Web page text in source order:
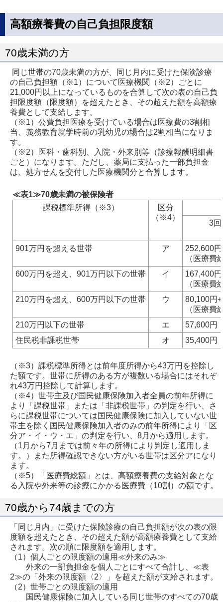
高額療養費の自己負担限度額
70歳未満の方
同じ世帯の70歳未満の方が、同じ月内に受けた保険診療
の自己負担額（※1）について医療機関（※2）ごとに
21,000円以上になっているものを合算して次の表の自己負
担限度額（限度額）を超えたとき、その超えた額を高額療
養費として支給します。
（※1）公費負担医療を受けている場合は医療費の3割相
当、義務教育就学時前の乳幼児の場合は2割相当になりま
す。
（※2）医科・歯科別、入院・外来別等（診療報酬明細書
ごと）になります。ただし、薬局に支払った一部負担金
は、処方せんを交付した医療機関分と合算します。
≪表1≫70歳未満の被保険者
課税標準所得（※3）
区分
（※4）
3回
901万円を超える世帯 ア
252,600
（医療
600万円を超え、901万円以下の世帯
イ
167,400
（医療
210万円を超え、600万円以下の世帯
ウ
80,100円+
（医療
210万円以下の世帯
エ
57,600円
住民税非課税世帯
オ 35,400円
（※3）課税標準所得とは前年度所得から43万円を控除し
た額です。世帯に所得のある方が複数いる場合にはそれぞ
れ43万円控除して計算します。
（※4）世帯主及び国民健康保険加入者全員の前年所得に
より「課税世帯」または「非課税世帯」の判定を行い、さ
らに課税世帯については国民健康保険に加入していない世
帯主を除く国民健康保険加入者のみの前年所得により「区
分ア・イ・ウ・エ」の判定を行い、8月から適用します。
（1月から7月までは前々年の所得により判定し適用しま
す。）また所得確認できない方がいる世帯は区分アになり
ます。
（※5）「医療費総額」とは、高額療養費の支給対象とな
る入院や外来等の診療にかかる医療費（10割）の額です。
70歳から74歳までの方
「同じ月内」に受けた保険診療の自己負担額が次の表の限
度額を超えたとき、その超えた額が高額療養費として支給
されます。次の順に限度額を適用します。
（1）個人ごとの限度額の適用≪外来のみ≫
外来の一部負担金を個人ごとにすべて合計し、≪表
2≫の「外来の限度額〈2〉」を超えた額が支給されます。
（2）世帯ごとの限度額の適用
国民健康保険に加入している同じ世帯のすべての70歳